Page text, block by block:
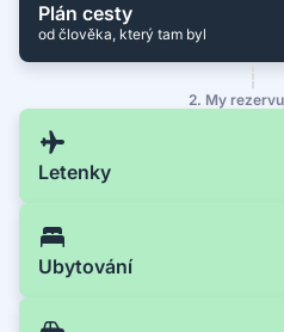
Plán cesty
od člověka, který tam byl
2. My
Letenky
Ubytování